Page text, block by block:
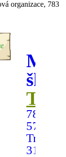
organizace, 783
783
57
Tršice
315